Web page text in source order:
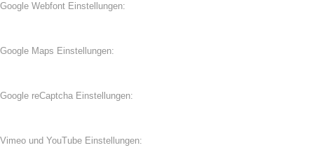
Google Webfont Einstellungen:
Google Maps Einstellungen:
Google reCaptcha Einstellungen:
Vimeo und YouTube Einstellungen: